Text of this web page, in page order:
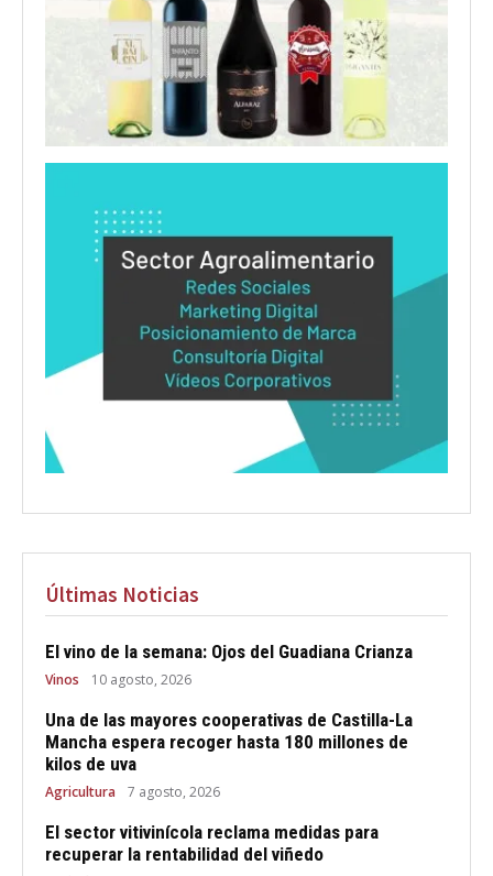
Últimas Noticias
El vino de la semana: Ojos del Guadiana Crianza
Vinos 10 agosto, 2026
Una de las mayores cooperativas de Castilla-La
Mancha espera recoger hasta 180 millones de
kilos de uva
Agricultura 7 agosto, 2026
El sector vitivinícola reclama medidas para
recuperar la rentabilidad del viñedo